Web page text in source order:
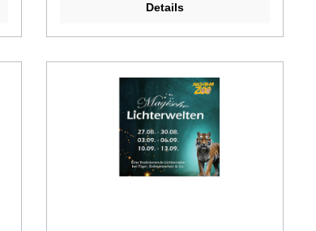
Details